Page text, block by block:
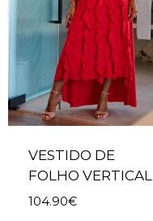
VESTIDO DE
FOLHO VERTICAL
104.90€